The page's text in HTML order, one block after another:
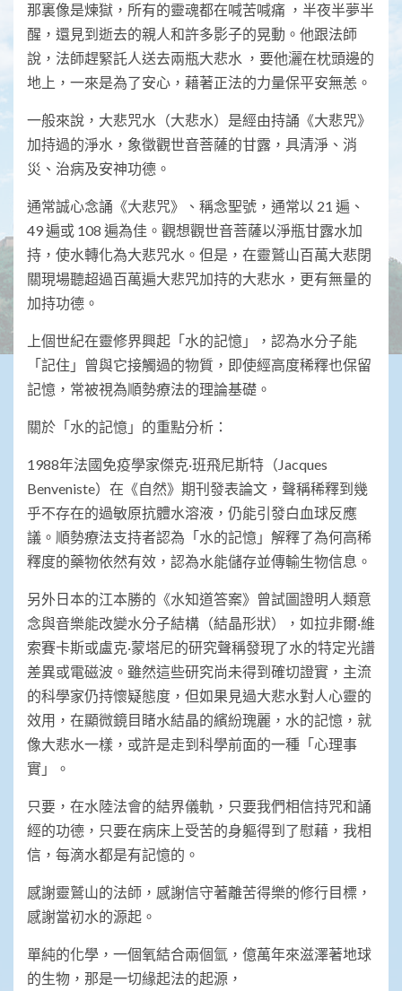
那裏像是煉獄，所有的靈魂都在喊苦喊痛 ，半夜半夢半
醒，還見到逝去的親人和許多影子的晃動。他跟法師
說，法師趕緊託人送去兩瓶大悲水 ，要他灑在枕頭邊的
地上，一來是為了安心，藉著正法的力量保平安無恙。
一般來說，大悲咒水（大悲水）是經由持誦《大悲咒》
加持過的淨水，象徵觀世音菩薩的甘露，具清淨、消
災、治病及安神功德。
通常誠心念誦《大悲咒》、稱念聖號，通常以 21 遍、
49 遍或 108 遍為佳。觀想觀世音菩薩以淨瓶甘露水加
持，使水轉化為大悲咒水。但是，在靈鷲山百萬大悲閉
關現場聽超過百萬遍大悲咒加持的大悲水，更有無量的
加持功德。
上個世紀在靈修界興起「水的記憶」，認為水分子能
「記住」曾與它接觸過的物質，即使經高度稀釋也保留
記憶，常被視為順勢療法的理論基礎。
關於「水的記憶」的重點分析：
1988年法國免疫學家傑克·班飛尼斯特（Jacques
Benveniste）在《自然》期刊發表論文，聲稱稀釋到幾
乎不存在的過敏原抗體水溶液，仍能引發白血球反應
議。順勢療法支持者認為「水的記憶」解釋了為何高稀
釋度的藥物依然有效，認為水能儲存並傳輸生物信息。
另外日本的江本勝的《水知道答案》曾試圖證明人類意
念與音樂能改變水分子結構（結晶形狀），如拉非爾·維
索賽卡斯或盧克·蒙塔尼的研究聲稱發現了水的特定光譜
差異或電磁波。雖然這些研究尚未得到確切證實，主流
的科學家仍持懷疑態度，但如果見過大悲水對人心靈的
效用，在顯微鏡目睹水結晶的繽紛瑰麗，水的記憶，就
像大悲水一樣，或許是走到科學前面的一種「心理事
實」。
只要，在水陸法會的結界儀軌，只要我們相信持咒和誦
經的功德，只要在病床上受苦的身軀得到了慰藉，我相
信，每滴水都是有記憶的。
感謝靈鷲山的法師，感謝信守著離苦得樂的修行目標，
感謝當初水的源起。
單純的化學，一個氧結合兩個氫，億萬年來滋澤著地球
的生物，那是一切緣起法的起源，